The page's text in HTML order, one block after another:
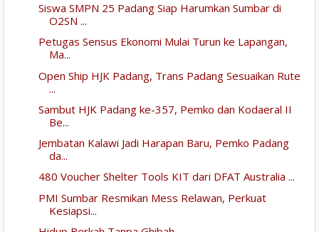
Siswa SMPN 25 Padang Siap Harumkan Sumbar di
O2SN ...
Petugas Sensus Ekonomi Mulai Turun ke Lapangan,
Ma...
Open Ship HJK Padang, Trans Padang Sesuaikan Rute
...
Sambut HJK Padang ke-357, Pemko dan Kodaeral II
Be...
Jembatan Kalawi Jadi Harapan Baru, Pemko Padang
da...
480 Voucher Shelter Tools KIT dari DFAT Australia ...
PMI Sumbar Resmikan Mess Relawan, Perkuat
Kesiapsi...